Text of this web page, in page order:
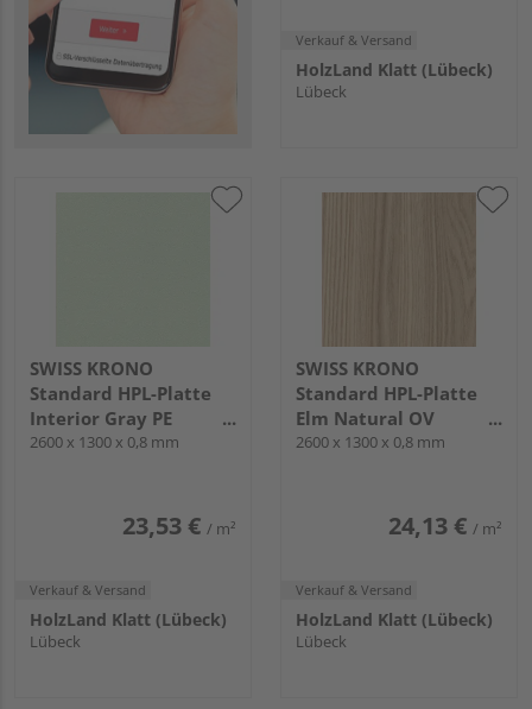
Verkauf & Versand
HolzLand Klatt (Lübeck)
Lübeck
SWISS KRONO
Standard HPL-Platte
Interior Gray PE
2600x1300x0.8mm
2600 x 1300 x 0,8 mm
23,53 € / m²
Verkauf & Versand
HolzLand Klatt (Lübeck)
Lübeck
SWISS KRONO
Standard HPL-Platte
Elm Natural OV
2600x1300x0.8mm
2600 x 1300 x 0,8 mm
24,13 € / m²
Verkauf & Versand
HolzLand Klatt (Lübeck)
Lübeck